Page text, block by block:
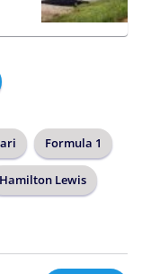
Formula 1
Hamilton Lewis